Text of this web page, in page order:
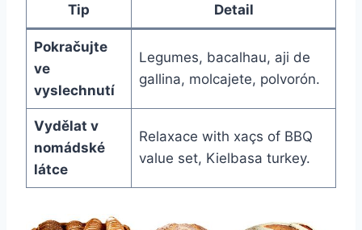
Tip Detail
Pokračujte
ve
vyslechnutí
Legumes, bacalhau, aji de
gallina, molcajete, polvorón.
Vydělat v
nomádské
látce
Relaxace with xaçs of BBQ
value set, Kielbasa turkey.